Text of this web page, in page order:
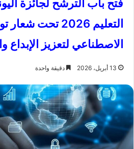
فتح باب الترشح لجائزة
التعليم 2026 تحت
الاصطناعي لتعزيز الإبداع
13 أبريل، 2026 دقيقة واحدة